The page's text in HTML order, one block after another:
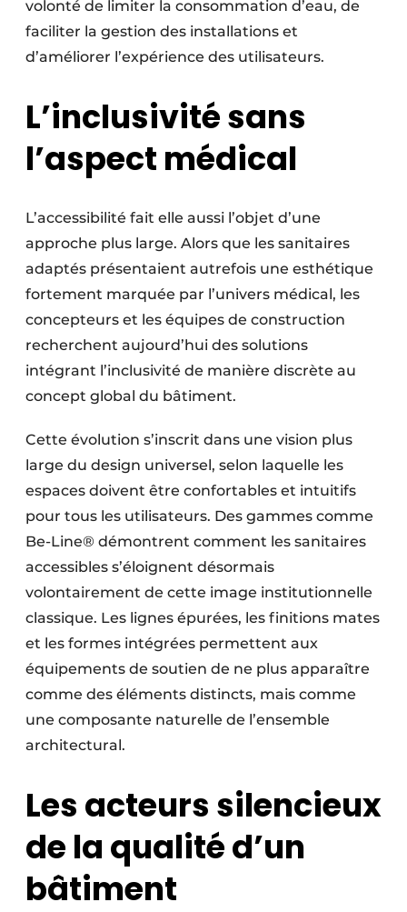
volonté de limiter la consommation d’eau, de
faciliter la gestion des installations et
d’améliorer l’expérience des utilisateurs.
L’inclusivité sans
l’aspect médical
L’accessibilité fait elle aussi l’objet d’une
approche plus large. Alors que les sanitaires
adaptés présentaient autrefois une esthétique
fortement marquée par l’univers médical, les
concepteurs et les équipes de construction
recherchent aujourd’hui des solutions
intégrant l’inclusivité de manière discrète au
concept global du bâtiment.
Cette évolution s’inscrit dans une vision plus
large du design universel, selon laquelle les
espaces doivent être confortables et intuitifs
pour tous les utilisateurs. Des gammes comme
Be-Line® démontrent comment les sanitaires
accessibles s’éloignent désormais
volontairement de cette image institutionnelle
classique. Les lignes épurées, les finitions mates
et les formes intégrées permettent aux
équipements de soutien de ne plus apparaître
comme des éléments distincts, mais comme
une composante naturelle de l’ensemble
architectural.
Les acteurs silencieux
de la qualité d’un
bâtiment